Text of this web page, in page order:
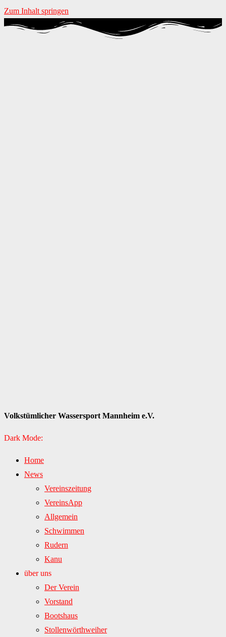
Zum Inhalt springen
Volkstümlicher Wassersport Mannheim e.V.
Dark Mode:
Home
News
Vereinszeitung
VereinsApp
Allgemein
Schwimmen
Rudern
Kanu
über uns
Der Verein
Vorstand
Bootshaus
Stollenwörthweiher